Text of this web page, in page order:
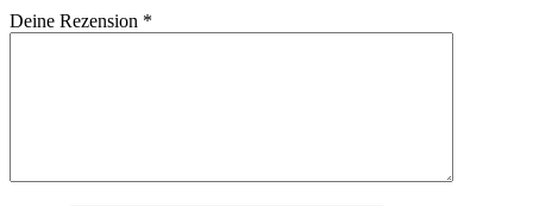
Deine Rezension *